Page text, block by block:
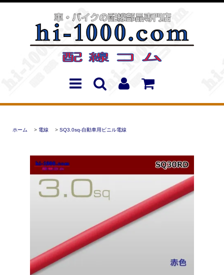
ホーム > 電線 > SQ3.0sq-自動車用ビニル電線